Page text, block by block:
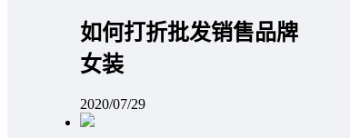
如何打折批发销售品牌
女装
2020/07/29